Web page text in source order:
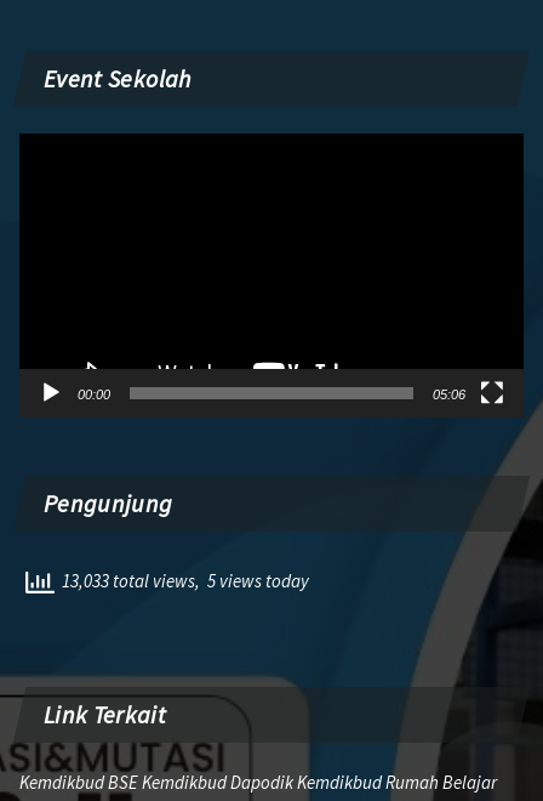
Event Sekolah
00:00 05:06
Pengunjung
13,033 total views, 5 views today
Link Terkait
Kemdikbud BSE Kemdikbud Dapodik Kemdikbud Rumah Belajar